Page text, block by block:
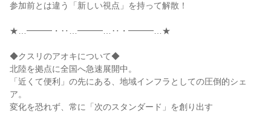
参加前とは違う「新しい視点」を持って解散！
★…━━━・‥…━━━…‥・━━━…★
◆クスリのアオキについて◆
北陸を拠点に全国へ急速展開中。
「近くて便利」の先にある、地域インフラとしての圧倒的シェ
ア。
変化を恐れず、常に「次のスタンダード」を創り出す